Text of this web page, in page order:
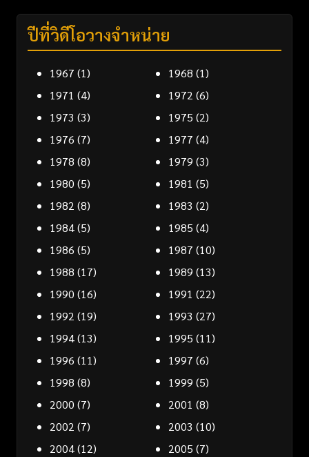
ปีที่วิดีโอวางจำหน่าย
1967 (1) 1968 (1)
1971 (4) 1972 (6)
1973 (3) 1975 (2)
1976 (7) 1977 (4)
1978 (8) 1979 (3)
1980 (5) 1981 (5)
1982 (8) 1983 (2)
1984(5) 1985 (4)
1986 (5) 1987 (10)
1988 (17) 1989 (13)
1990 (16) 1991 (22)
1992 (19) 1993 (27)
1994(13) 1995 (11)
1996 (11) 1997 (6)
1998 (8) 1999 (5)
2000 (7) 2001 (8)
2002 (7) 2003 (10)
2004(12) 2005 (7)